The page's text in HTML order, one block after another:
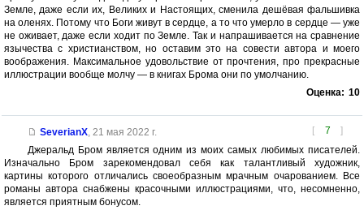
Земле, даже если их, Великих и Настоящих, сменила дешёвая фальшивка
на оленях. Потому что Боги живут в сердце, а то что умерло в сердце — уже
не оживает, даже если ходит по Земле. Так и напрашивается на сравнение
язычества с христианством, но оставим это на совести автора и моего
воображения. Максимальное удовольствие от прочтения, про прекрасные
иллюстрации вообще молчу — в книгах Брома они по умолчанию.
Оценка: 10
[ 7 ]
SeverianX, 21 мая 2022 г.
Джеральд Бром является одним из моих самых любимых писателей.
Изначально Бром зарекомендовал себя как талантливый художник,
картины которого отличались своеобразным мрачным очарованием. Все
романы автора снабжены красочными иллюстрациями, что, несомненно,
является приятным бонусом.